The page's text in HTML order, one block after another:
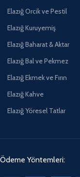
Elazığ Orcik ve Pestil
Elazığ Kuruyemiş
Elazığ Baharat & Aktar
Elazığ Bal ve Pekmez
Elazığ Ekmek ve Fırın
Elazığ Kahve
Elazığ Yöresel Tatlar
Ödeme Yöntemleri: